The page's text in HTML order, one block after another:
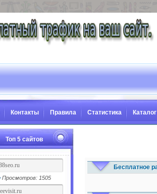
Контакты Правила Статистика
Топ 5 сайтов
Просмотров: 1505
Бесплатное